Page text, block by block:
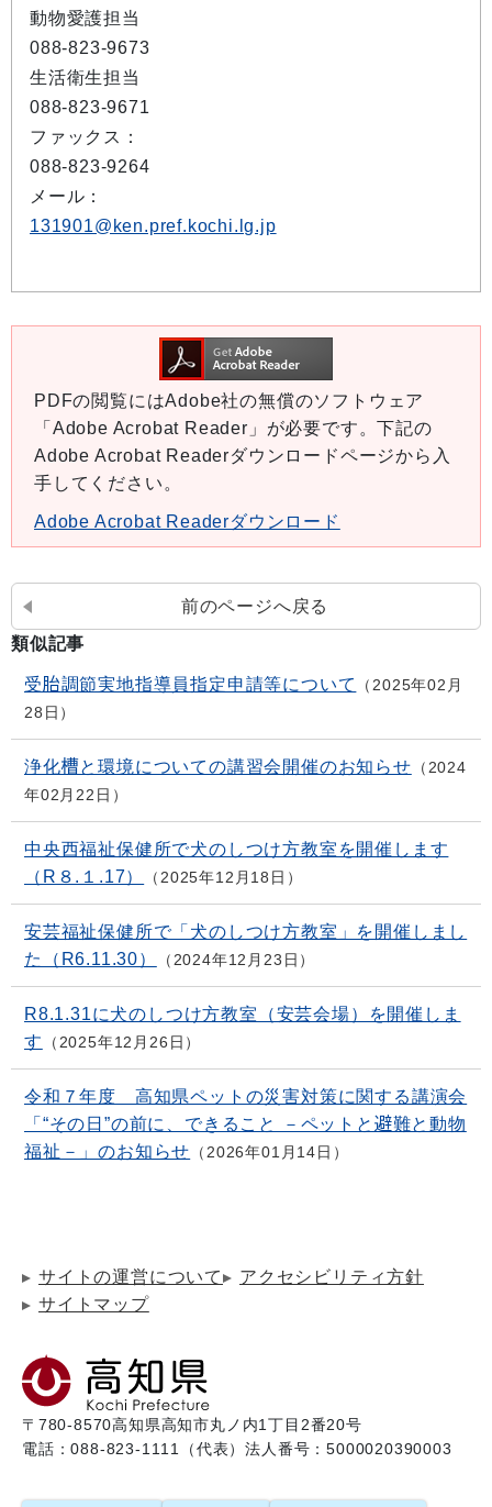
動物愛護担当
088-823-9673
生活衛生担当
088-823-9671
ファックス：
088-823-9264
メール：
131901@ken.pref.kochi.lg.jp
PDFの閲覧にはAdobe社の無償のソフトウェア
「Adobe Acrobat Reader」が必要です。下記の
Adobe Acrobat Readerダウンロードページから入
手してください。
Adobe Acrobat Readerダウンロード
前のページへ戻る
類似記事
受胎調節実地指導員指定申請等について
2025年02月
28日
浄化槽と環境についての講習会開催のお知らせ
2024
年02月22日
中央西福祉保健所で犬のしつけ方教室を開催します
（R８.１.17）
2025年12月18日
安芸福祉保健所で「犬のしつけ方教室」を開催しまし
た（R6.11.30）
2024年12月23日
R8.1.31に犬のしつけ方教室（安芸会場）を開催しま
す
2025年12月26日
令和７年度 高知県ペットの災害対策に関する講演会
「“その日”の前に、できること －ペットと避難と動物
福祉－」のお知らせ
2026年01月14日
サイトの運営について
アクセシビリティ方針
サイトマップ
〒780-8570高知県高知市丸ノ内1丁目2番20号
電話：088-823-1111（代表）法人番号：5000020390003